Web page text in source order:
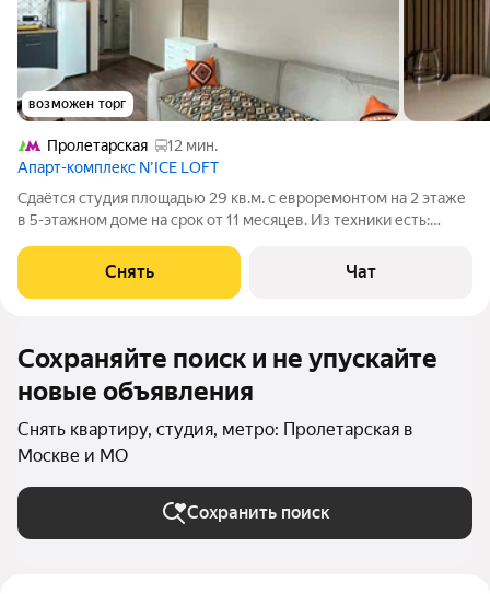
возможен торг
Пролетарская
12 мин.
Апарт-комплекс N’ICE LOFT
Сдаётся студия площадью 29 кв.м. с евроремонтом на 2 этаже
в 5-этажном доме на срок от 11 месяцев. Из техники есть:
Дом - монолитный, окна выходят во двор. Есть консьерж. В
подъезде 2 лифта -
Снять Чат
Сохраняйте поиск и не упускайте
новые объявления
Снять квартиру, студия, метро: Пролетарская в
Москве и МО
Сохранить поиск